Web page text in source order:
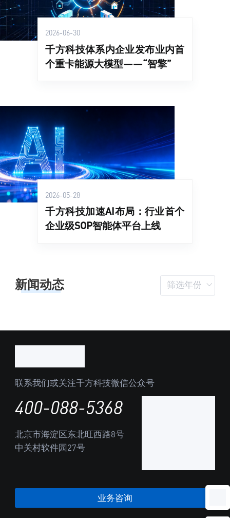
2026-06-30
千方科技体系内企业发布业内首
个重卡能源大模型——“智擎”
2026-05-28
千方科技加速AI布局：行业首个
企业级SOP智能体平台上线
新闻动态
联系我们或关注千方科技微信公众号
400-088-5368
北京市海淀区东北旺西路8号
中关村软件园27号
业务咨询